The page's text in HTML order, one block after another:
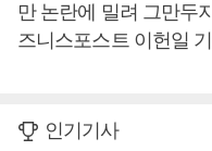
만 논란에 밀려 그만두
즈니스포스트 이헌일
인기기사